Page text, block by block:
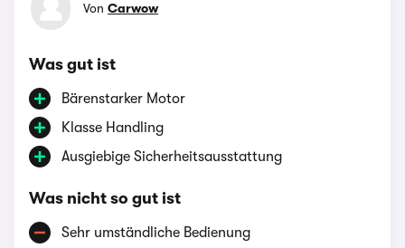
Von Carwow
Was gut ist
Bärenstarker Motor
Klasse Handling
Ausgiebige Sicherheitsausstattung
Was nicht so gut ist
Sehr umständliche Bedienung